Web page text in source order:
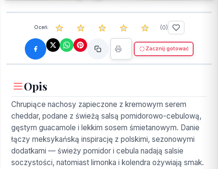
Oceń: (0)
Zacznij gotować
Opis
Chrupiące nachosy zapieczone z kremowym serem
cheddar, podane z świeżą salsą pomidorowo-cebulową,
gęstym guacamole i lekkim sosem śmietanowym. Danie
łączy meksykańską inspirację z polskimi, sezonowymi
dodatkami — świeży pomidor i cebula nadają salsie
soczystości, natomiast limonka i kolendra ożywiają smak.